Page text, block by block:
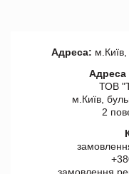
Адреса:
Адреса
ТОВ
м.Київ,
2